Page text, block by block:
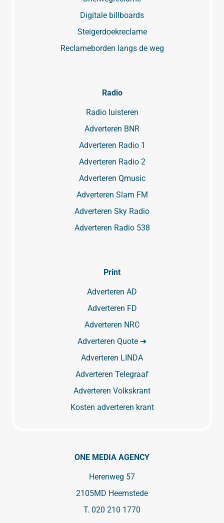
Digitale billboards
Steigerdoekreclame
Reclameborden langs de weg
Radio
Radio luisteren
Adverteren BNR
Adverteren Radio 1
Adverteren Radio 2
Adverteren Qmusic
Adverteren Slam FM
Adverteren Sky Radio
Adverteren Radio 538
Print
Adverteren AD
Adverteren FD
Adverteren NRC
Adverteren Quote ➔
Adverteren LINDA
Adverteren Telegraaf
Adverteren Volkskrant
Kosten adverteren krant
ONE MEDIA AGENCY
Herenweg 57
2105MD Heemstede
T. 020 210 1770